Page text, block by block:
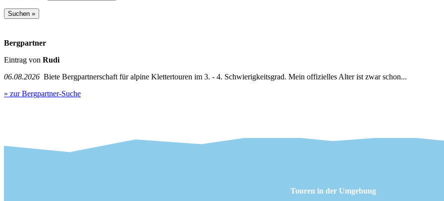
Bergpartner
Eintrag von Rudi
06.08.2026 Biete Bergpartnerschaft für alpine Klettertouren im 3. - 4. Schwierigkeitsgrad. Mein offizielles Alter ist zwar schon...
» zur Bergpartner-Suche
Touren in der Umgebung